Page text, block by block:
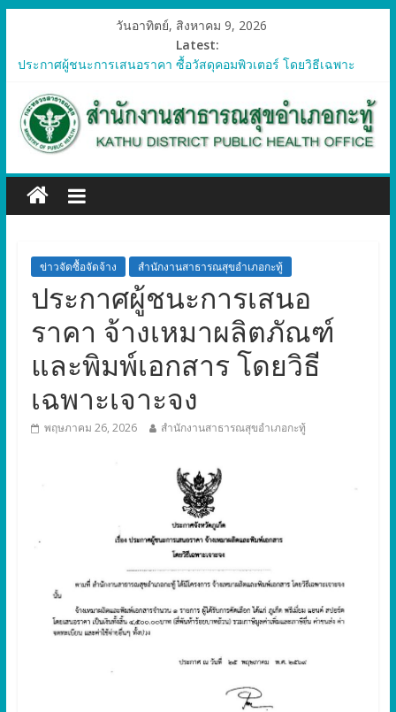
วันอาทิตย์, สิงหาคม 9, 2026
Latest:
ประกาศผู้ชนะการเสนอราคา ซื้อวัสดุคอมพิวเตอร์ โดยวิธีเฉพาะ
ประกาศผู้ชนะการเสนอราคา จัดซื้อวัสดุทางการแพทย์สำหรับ
โครงการป้องกันควบคุมโรคติดต่อและภัยสุขภาพในแรงงานต่างด้าว
อำเภอกะทู้ ปี 2569
เจาะจง
ประกาศผู้ชนะการเสนอรา ซื้อวัสดุงานบ้านงานครัว โดยวิธีเฉพาะ
เจาะจง
เจาะจงข่าวจัดซื้อจัดจ้าง สำนักงานสาธารณสุขอำเภอกะทู้
ประกาศผู้ชนะการเสนอ
ราคา จ้างเหมาผลิตภัณฑ์
และพิมพ์เอกสาร โดยวิธี
เฉพาะเจาะจง
พฤษภาคม 26, 2026 สำนักงานสาธารณสุขอำเภอกะทู้